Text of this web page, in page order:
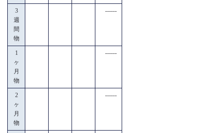
3
週
間
物
------
1
ヶ
月
物
------
2
ヶ
月
物
------